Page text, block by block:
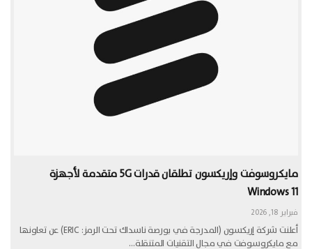
مايكروسوفت وإريكسون تطلقان قدرات 5G متقدمة لأجهزة
Windows 11
فبراير 18, 2026
أعلنت شركة إريكسون (المدرجة في بورصة ناسداك تحت الرمز: ERIC) عن تعاونها
مع مايكروسوفت في مجال التقنيات المتنقلة…